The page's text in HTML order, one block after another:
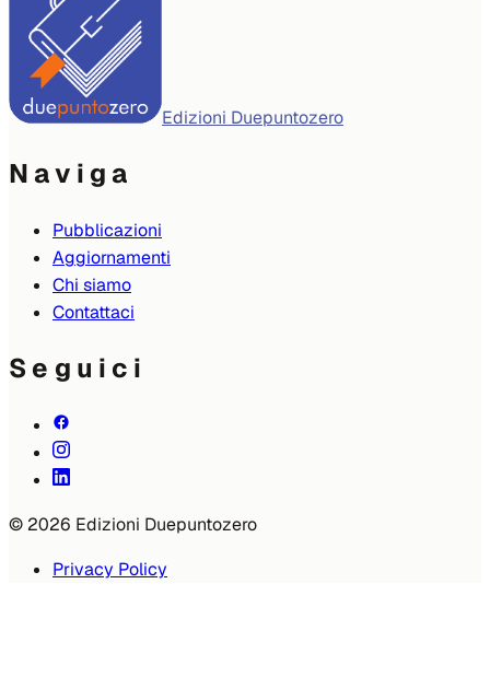
Edizioni Duepuntozero
Naviga
Pubblicazioni
Aggiornamenti
Chi siamo
Contattaci
Seguici
© 2026 Edizioni Duepuntozero
Privacy Policy